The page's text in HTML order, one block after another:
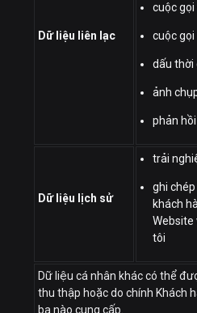
Dữ liệu liên lạc
cuộc gọi
cuộc gọi
dấu thời
ảnh
phản
Dữ liệu lịch sử
trải
ghi
khách
Website
tôi
Dữ liệu cá nhân khác có thể
thu thập hoặc do chính Khách
ba nào cung cấp.